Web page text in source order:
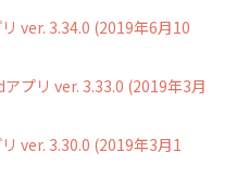
ver. 3.34.0 (2019年6月10
プリ ver. 3.33.0 (2019年3月
ver. 3.30.0 (2019年3月1